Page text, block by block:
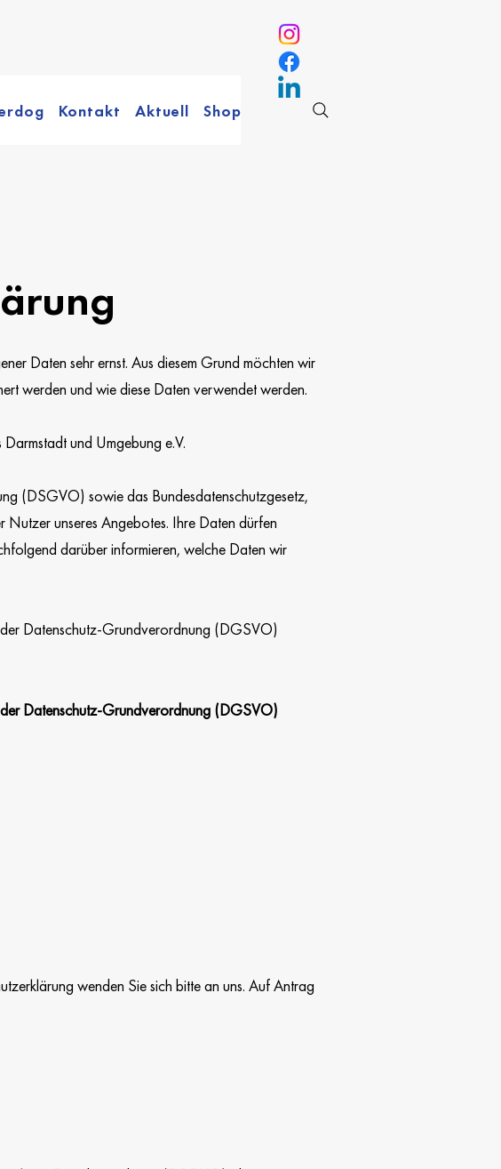
Kontakt Aktuell Shop
Daten sehr ernst. Aus diesem Grund möchten wir
werden und wie diese Daten verwendet werden.
und Umgebung e.V.
(DSGVO) sowie das Bundesdatenschutzgesetz,
unseres Angebotes. Ihre Daten dürfen
darüber informieren, welche Daten wir
Datenschutz-Grundverordnung (DGSVO)
Datenschutz-Grundverordnung (DGSVO)
wenden Sie sich bitte an uns. Auf Antrag